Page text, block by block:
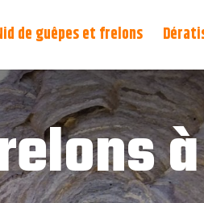
de guêpes et frelons